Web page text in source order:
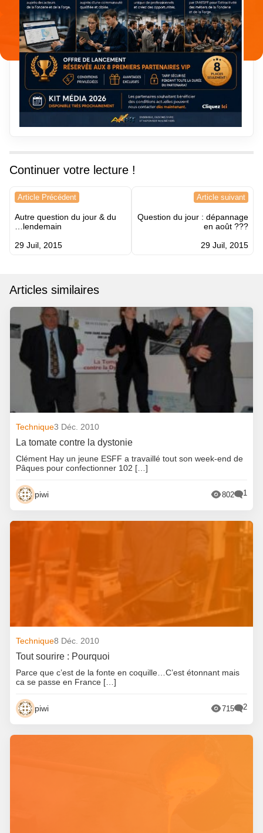
Continuer votre lecture !
Navigation
l’article
Article Précédent
Autre question du jour & du
…lendemain
29 Juil, 2015
Article suivant
Question du jour : dépannage
en août ???
29 Juil, 2015
Articles similaires
Technique3 Déc. 2010
La tomate contre la dystonie
Clément Hay un jeune ESFF a travaillé tout son week-end de
Pâques pour confectionner 102 […]
piwi 802 1
Technique8 Déc. 2010
Tout sourire : Pourquoi
Parce que c’est de la fonte en coquille…C’est étonnant mais
ca se passe en France […]
piwi 715 2